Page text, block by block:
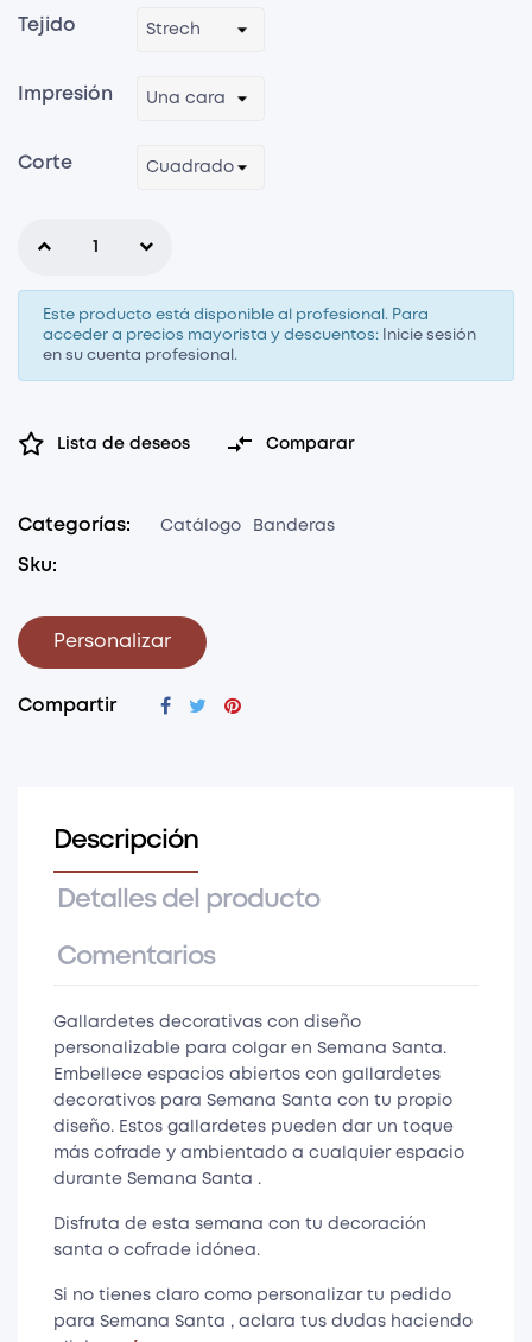
Tejido
Impresión
Corte
Este producto está disponible al profesional. Para
acceder a precios mayorista y descuentos:
Inicie sesión
en su cuenta profesional.
Lista de deseos  Comparar
Categorías: Catálogo Banderas
Sku:
Personalizar
Compartir
Descripción
Detalles del producto
Comentarios
Gallardetes decorativas con diseño
personalizable para colgar en Semana Santa.
Embellece espacios abiertos con gallardetes
decorativos para Semana Santa con tu propio
diseño. Estos gallardetes pueden dar un toque
más cofrade y ambientado a cualquier espacio
durante Semana Santa .
Disfruta de esta semana con tu decoración
santa o cofrade idónea.
Si no tienes claro como personalizar tu pedido
para Semana Santa , aclara tus dudas haciendo